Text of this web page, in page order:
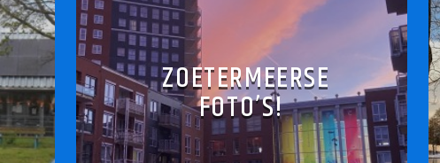
ZOETERMEERSE
FOTO’S!